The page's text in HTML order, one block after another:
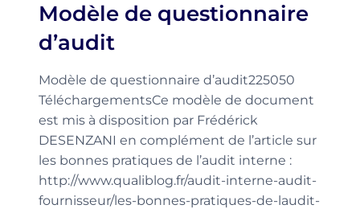
Modèle de questionnaire
d’audit
Modèle de questionnaire d’audit225050
TéléchargementsCe modèle de document
est mis à disposition par Frédérick
DESENZANI en complément de l’article sur
les bonnes pratiques de l’audit interne :
http://www.qualiblog.fr/audit-interne-audit-
fournisseur/les-bonnes-pratiques-de-laudit-